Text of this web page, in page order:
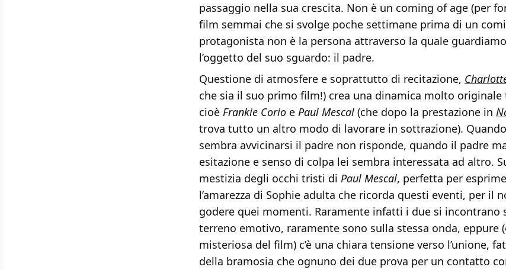
passaggio nella sua crescita. Non è un coming of age (per
film semmai che si svolge poche settimane prima di un
protagonista non è la persona attraverso la quale
l’oggetto del suo sguardo: il padre.
Questione di atmosfere e soprattutto di recitazione,
che sia il suo primo film!) crea una dinamica molto originale
cioè Frankie Corio e Paul Mescal (che dopo la prestazione in
trova tutto un altro modo di lavorare in sottrazione).
sembra avvicinarsi il padre non risponde, quando il padre
esitazione e senso di colpa lei sembra interessata ad altro.
mestizia degli occhi tristi di Paul Mescal, perfetta per
l’amarezza di Sophie adulta che ricorda questi eventi, per il
godere quei momenti. Raramente infatti i due si incontrano
terreno emotivo, raramente sono sulla stessa onda, eppure
misteriosa del film) c’è una chiara tensione verso l’unione,
della bramosia che ognuno dei due prova per un contatto